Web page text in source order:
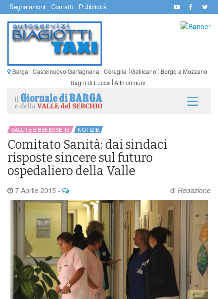
Segnalazioni Contatti Pubblicità
Barga Castelnuovo Garfagnana Coreglia Gallicano
Borgo a Mozzano
Bagni di Lucca Altri comuni
SALUTE E BENESSERE NOTIZIE
Comitato Sanità: dai sindaci
risposte sincere sul futuro
ospedaliero della Valle
7 Aprile 2015 - di Redazione